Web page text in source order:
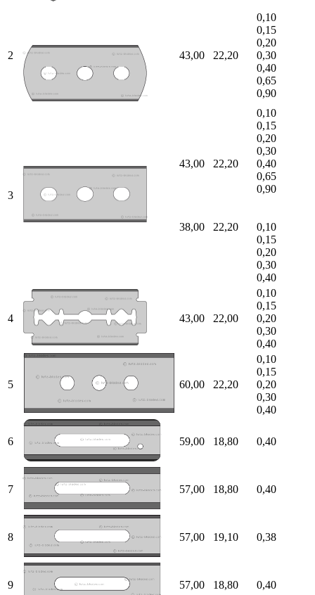
2 43,00 22,20
0,10
0,15
0,20
0,30
0,40
0,65
0,90
3
43,00
38,00
22,20
22,20
0,10
0,15
0,20
0,30
0,40
0,65
0,90
0,10
0,15
0,20
0,30
0,40
4 43,00 22,00
0,10
0,15
0,20
0,30
0,40
5 60,00 22,20
0,10
0,15
0,20
0,30
0,40
6 59,00 18,80 0,40
7 57,00 18,80 0,40
8 57,00 19,10 0,38
9 57,00 18,80 0,40